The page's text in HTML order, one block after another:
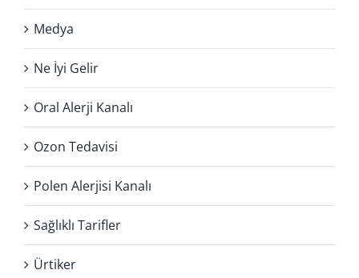
Medya
Ne İyi Gelir
Oral Alerji Kanalı
Ozon Tedavisi
Polen Alerjisi Kanalı
Sağlıklı Tarifler
Ürtiker